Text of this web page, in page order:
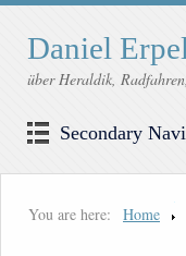
Daniel
über Heraldik,
Secondary
You are here: Home